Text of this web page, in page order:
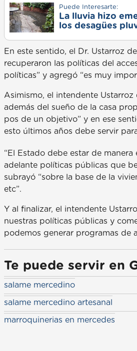
Puede Interesarte:
La lluvia hizo
los desagües
En este sentido, el Dr. Ustarroz
recuperaron las políticas del
políticas” y agregó “es muy
Asimismo, el intendente
además del sueño de la casa
pos de un objetivo” y en ese
esto últimos años debe servir
“El Estado debe estar de
adelante políticas públicas que
subrayó “sobre la base de la
etc”.
Y al finalizar, el intendente
nuestras políticas públicas y
podemos generar programas de
Te puede servir en
salame mercedino
salame mercedino artesanal
marroquinerias en mercedes